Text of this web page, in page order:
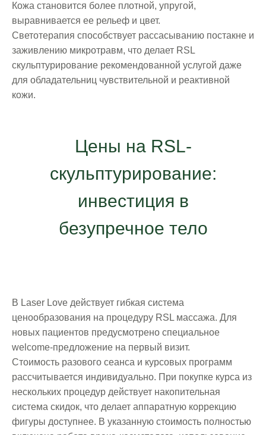
Кожа становится более плотной, упругой,
выравнивается ее рельеф и цвет.
Светотерапия способствует рассасыванию постакне и
заживлению микротравм, что делает RSL
скульптурирование рекомендованной услугой даже
для обладательниц чувствительной и реактивной
кожи.
Цены на RSL-
скульптурирование:
инвестиция в
безупречное тело
В Laser Love действует гибкая система
ценообразования на процедуру RSL массажа. Для
новых пациентов предусмотрено специальное
welcome-предложение на первый визит.
Стоимость разового сеанса и курсовых программ
рассчитывается индивидуально. При покупке курса из
нескольких процедур действует накопительная
система скидок, что делает аппаратную коррекцию
фигуры доступнее. В указанную стоимость полностью